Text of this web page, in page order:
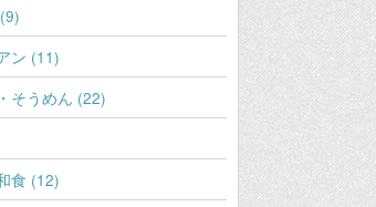
ン (11)
そうめん (22)
食 (12)